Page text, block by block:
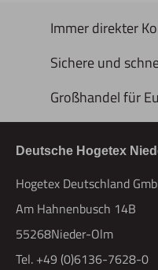
Immer direkter
Sichere und
Großhandel für
Deutsche Hogetex
Hogetex Deutschland
Am Hahnenbusch 14B
55268Nieder-Olm
Tel. +49 (0)6136-7628-0